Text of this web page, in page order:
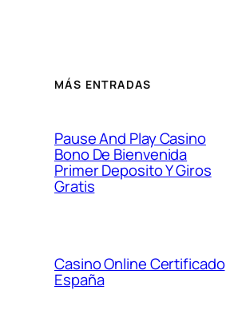
MÁS ENTRADAS
Pause And Play Casino
Bono De Bienvenida
Primer Deposito Y Giros
Gratis
Casino Online Certificado
España